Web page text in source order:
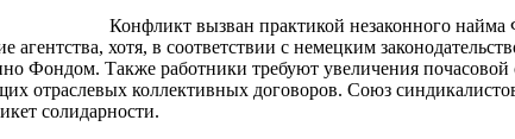
Конфликт вызван практикой незаконного найма
агентства, хотя, в соответствии с немецким
Фондом. Также работники требуют увеличения почасовой
отраслевых коллективных договоров. Союз
солидарности.